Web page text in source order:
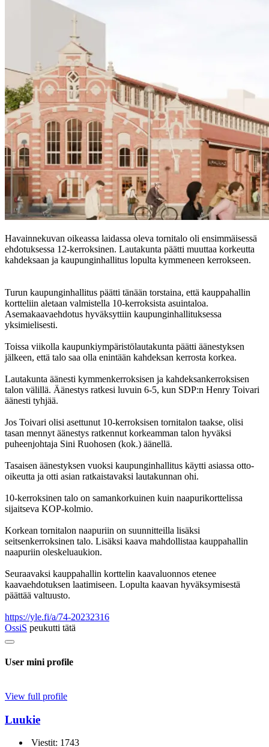
Havainnekuvan oikeassa laidassa oleva tornitalo oli ensimmäisessä
ehdotuksessa 12-kerroksinen. Lautakunta päätti muuttaa korkeutta
kahdeksaan ja kaupunginhallitus lopulta kymmeneen kerrokseen.
Turun kaupunginhallitus päätti tänään torstaina, että kauppahallin
kortteliin aletaan valmistella 10-kerroksista asuintaloa.
Asemakaavaehdotus hyväksyttiin kaupunginhallituksessa
yksimielisesti.
Toissa viikolla kaupunkiympäristölautakunta päätti äänestyksen
jälkeen, että talo saa olla enintään kahdeksan kerrosta korkea.
Lautakunta äänesti kymmenkerroksisen ja kahdeksankerroksisen
talon välillä. Äänestys ratkesi luvuin 6-5, kun SDP:n Henry Toivari
äänesti tyhjää.
Jos Toivari olisi asettunut 10-kerroksisen tornitalon taakse, olisi
tasan mennyt äänestys ratkennut korkeamman talon hyväksi
puheenjohtaja Sini Ruohosen (kok.) äänellä.
Tasaisen äänestyksen vuoksi kaupunginhallitus käytti asiassa otto-
oikeutta ja otti asian ratkaistavaksi lautakunnan ohi.
10-kerroksinen talo on samankorkuinen kuin naapurikorttelissa
sijaitseva KOP-kolmio.
Korkean tornitalon naapuriin on suunnitteilla lisäksi
seitsenkerroksinen talo. Lisäksi kaava mahdollistaa kauppahallin
naapuriin oleskeluaukion.
Seuraavaksi kauppahallin korttelin kaavaluonnos etenee
kaavaehdotuksen laatimiseen. Lopulta kaavan hyväksymisestä
päättää valtuusto.
https://yle.fi/a/74-20232316
OssiS peukutti tätä
User mini profile
View full profile
Luukie
Viestit: 1743